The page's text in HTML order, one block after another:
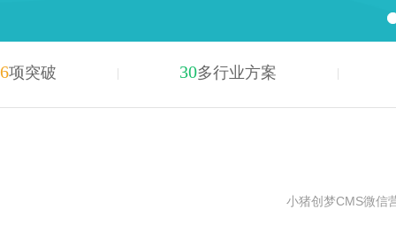
6项突破 30多行业方案
小猪创梦CMS微信